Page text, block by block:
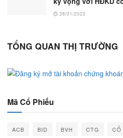
28/01/2022
TỔNG QUAN THỊ TRƯỜNG
Mã Cổ Phiếu
ACB BID BVH CTG CỔ